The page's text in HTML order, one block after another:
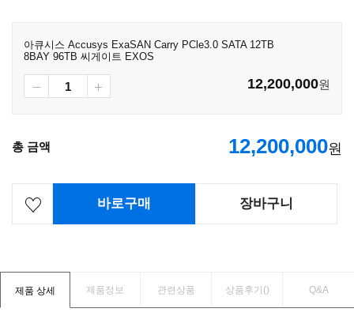
아큐시스 Accusys ExaSAN Carry PCle3.0 SATA 12TB
8BAY 96TB 씨게이트 EXOS
12,200,000원
총 금액 12,200,000원
바로구매 장바구니
제품 상세 제품정보 관련상품 상품후기() Q&A